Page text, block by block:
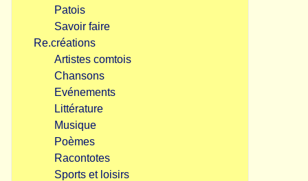
Patois
Savoir faire
Re.créations
Artistes comtois
Chansons
Evénements
Littérature
Musique
Poèmes
Racontotes
Sports et loisirs